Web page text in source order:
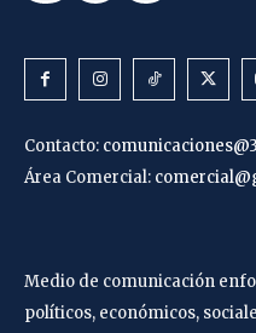
Contacto:
Área Comercial:
Medio de comunicación
políticos, económicos,